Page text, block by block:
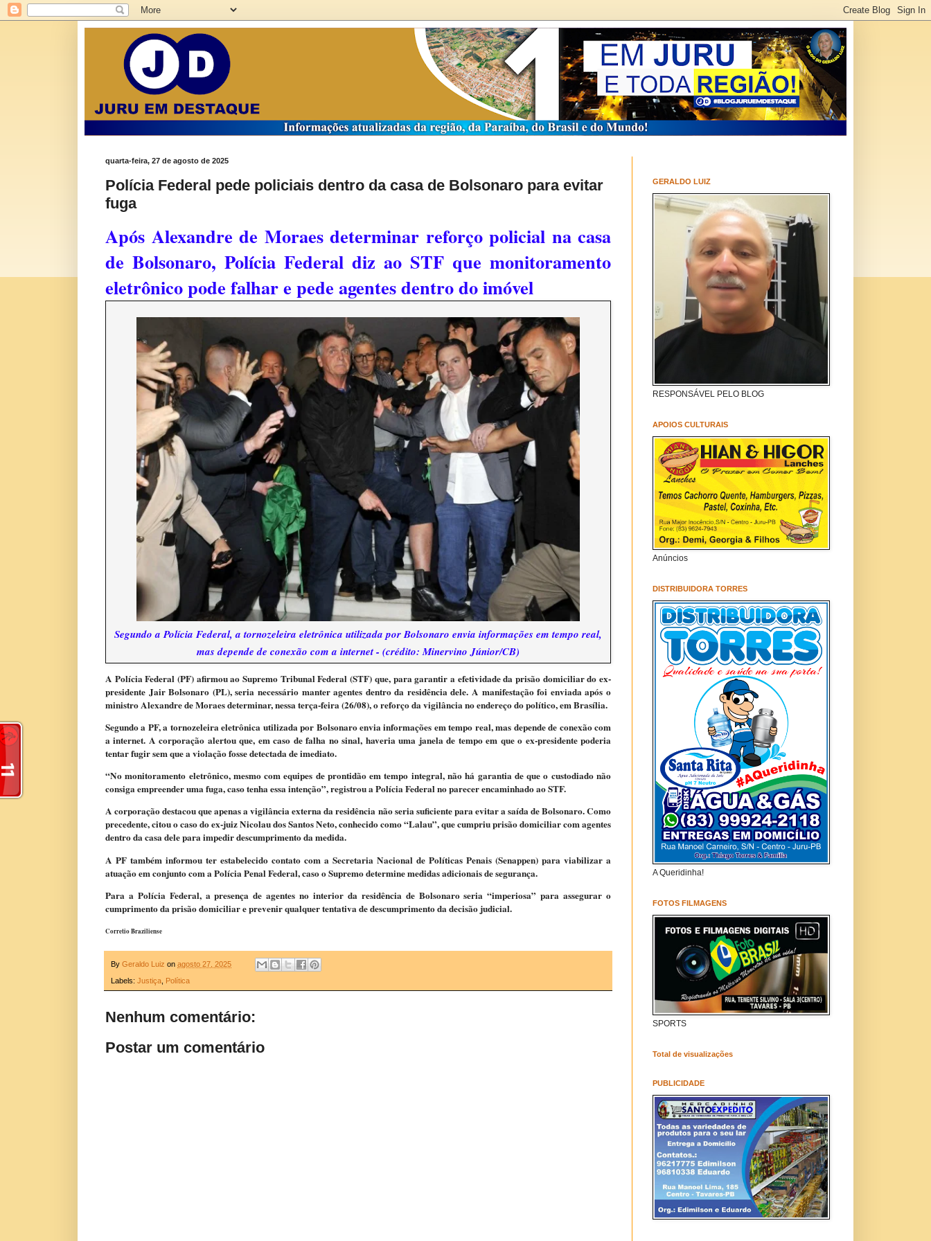
quarta-feira, 27 de agosto de 2025
Polícia Federal pede policiais dentro da casa de Bolsonaro para evitar
fuga
Após Alexandre de Moraes determinar reforço policial na casa
de Bolsonaro, Polícia Federal diz ao STF que monitoramento
eletrônico pode falhar e pede agentes dentro do imóvel
Segundo a Polícia Federal, a tornozeleira eletrônica utilizada por Bolsonaro envia informações em tempo real,
mas depende de conexão com a internet - (crédito: Minervino Júnior/CB)
A Polícia Federal (PF) afirmou ao Supremo Tribunal Federal (STF) que, para garantir a efetividade da prisão domiciliar do ex-
presidente Jair Bolsonaro (PL), seria necessário manter agentes dentro da residência dele. A manifestação foi enviada após o
ministro Alexandre de Moraes determinar, nessa terça-feira (26/08), o reforço da vigilância no endereço do político, em Brasília.
Segundo a PF, a tornozeleira eletrônica utilizada por Bolsonaro envia informações em tempo real, mas depende de conexão com
a internet. A corporação alertou que, em caso de falha no sinal, haveria uma janela de tempo em que o ex-presidente poderia
tentar fugir sem que a violação fosse detectada de imediato.
“No monitoramento eletrônico, mesmo com equipes de prontidão em tempo integral, não há garantia de que o custodiado não
consiga empreender uma fuga, caso tenha essa intenção”, registrou a Polícia Federal no parecer encaminhado ao STF.
A corporação destacou que apenas a vigilância externa da residência não seria suficiente para evitar a saída de Bolsonaro. Como
precedente, citou o caso do ex-juiz Nicolau dos Santos Neto, conhecido como “Lalau”, que cumpriu prisão domiciliar com agentes
dentro da casa dele para impedir descumprimento da medida.
A PF também informou ter estabelecido contato com a Secretaria Nacional de Políticas Penais (Senappen) para viabilizar a
atuação em conjunto com a Polícia Penal Federal, caso o Supremo determine medidas adicionais de segurança.
Para a Polícia Federal, a presença de agentes no interior da residência de Bolsonaro seria “imperiosa” para assegurar o
cumprimento da prisão domiciliar e prevenir qualquer tentativa de descumprimento da decisão judicial.
Corretio Braziliense
By Geraldo Luiz on agosto 27, 2025
Labels: Justiça Política
Nenhum comentário:
Postar um comentário
GERALDO LUIZ
RESPONSÁVEL PELO BLOG
APOIOS CULTURAIS
Anúncios
DISTRIBUIDORA TORRES
A Queridinha!
FOTOS FILMAGENS
SPORTS
Total de visualizações
PUBLICIDADE